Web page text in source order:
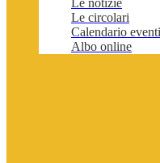
Le notizie
Le circolari
Calendario eventi
Albo online